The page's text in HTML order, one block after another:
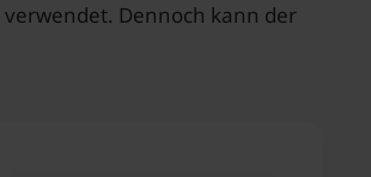
verwendet. Dennoch kann der